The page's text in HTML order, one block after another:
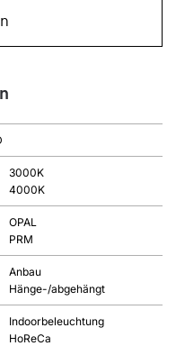
3000K
4000K
OPAL
PRM
Anbau
Hänge-/abgehängt
Indoorbeleuchtung
HoReCa